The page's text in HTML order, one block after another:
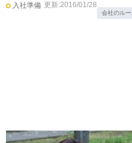
入社準備 更新:2016/01/28
会社のル